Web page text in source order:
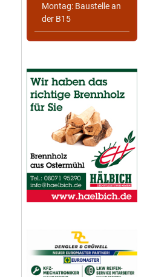
Montag: Baustelle an
der B15